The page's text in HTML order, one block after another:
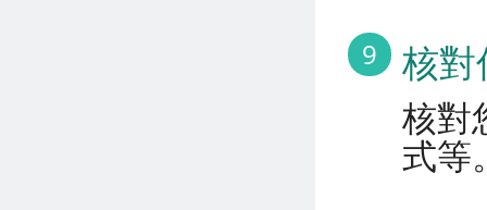
9 核對
核對
式等